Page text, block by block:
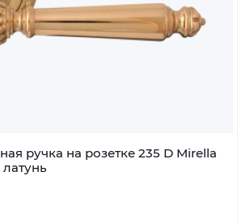
ручка на розетке 235 D Mirella